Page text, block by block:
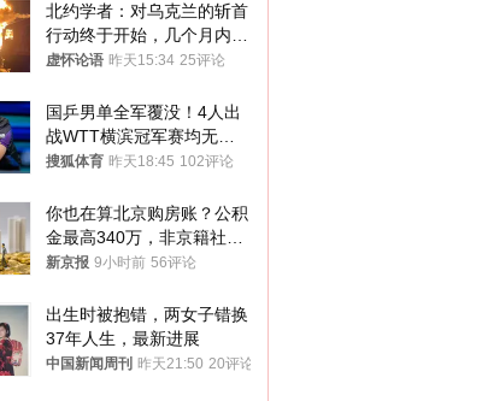
北约学者：对乌克兰的斩首
行动终于开始，几个月内乌
将投降
虚怀论语 昨天15:34 25评论
国乒男单全军覆没！4人出
战WTT横滨冠军赛均无缘
八强
搜狐体育 昨天18:45 102评论
你也在算北京购房账？公积
金最高340万，非京籍社保
1年
新京报 9小时前 56评论
出生时被抱错，两女子错换
37年人生，最新进展
中国新闻周刊 昨天21:50 20评论